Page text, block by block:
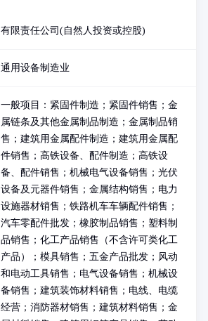
有限责任公司(自然人投资或控股)
通用设备制造业
一般项目：紧固件制造；紧固件销售；金
属链条及其他金属制品制造；金属制品销
售；建筑用金属配件制造；建筑用金属配
件销售；高铁设备、配件制造；高铁设
备、配件销售；机械电气设备销售；光伏
设备及元器件销售；金属结构销售；电力
设施器材销售；铁路机车车辆配件销售；
汽车零配件批发；橡胶制品销售；塑料制
品销售；化工产品销售（不含许可类化工
产品）；模具销售；五金产品批发；风动
和电动工具销售；电气设备销售；机械设
备销售；建筑装饰材料销售；电线、电缆
经营；消防器材销售；建筑材料销售；金